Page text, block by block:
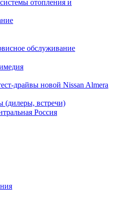
отопления и
обслуживание
драйвы новой Nissan Almera
(дилеры, встречи)
Россия